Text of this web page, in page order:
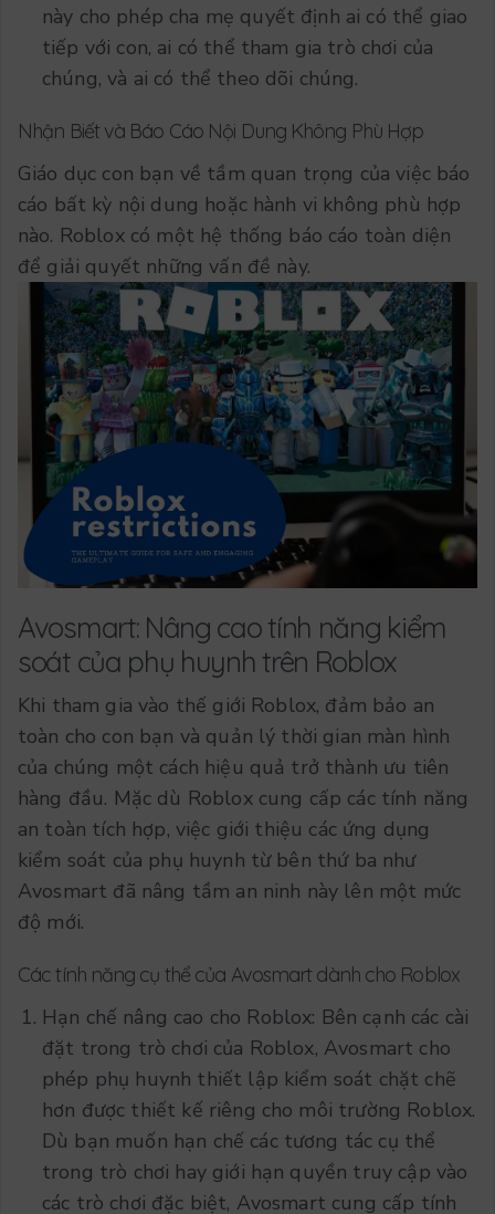
này cho phép cha mẹ quyết định ai có thể giao
tiếp với con, ai có thể tham gia trò chơi của
chúng, và ai có thể theo dõi chúng.
Nhận Biết và Báo Cáo Nội Dung Không Phù Hợp
Giáo dục con bạn về tầm quan trọng của việc báo
cáo bất kỳ nội dung hoặc hành vi không phù hợp
nào. Roblox có một hệ thống báo cáo toàn diện
để giải quyết những vấn đề này.
Avosmart: Nâng cao tính năng kiểm
soát của phụ huynh trên Roblox
Khi tham gia vào thế giới Roblox, đảm bảo an
toàn cho con bạn và quản lý thời gian màn hình
của chúng một cách hiệu quả trở thành ưu tiên
hàng đầu. Mặc dù Roblox cung cấp các tính năng
an toàn tích hợp, việc giới thiệu các ứng dụng
kiểm soát của phụ huynh từ bên thứ ba như
Avosmart đã nâng tầm an ninh này lên một mức
độ mới.
Các tính năng cụ thể của Avosmart dành cho Roblox
Hạn chế nâng cao cho Roblox: Bên cạnh các cài
đặt trong trò chơi của Roblox, Avosmart cho
phép phụ huynh thiết lập kiểm soát chặt chẽ
hơn được thiết kế riêng cho môi trường Roblox.
Dù bạn muốn hạn chế các tương tác cụ thể
trong trò chơi hay giới hạn quyền truy cập vào
các trò chơi đặc biệt, Avosmart cung cấp tính